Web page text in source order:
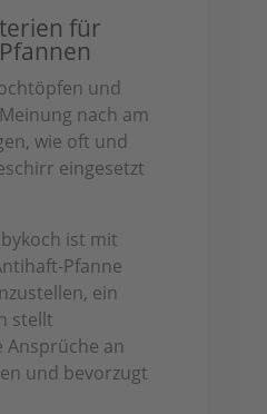
für
und
nach am
wie oft und
eingesetzt
ist mit
Pfanne
ein
stellt
an
und bevorzugt